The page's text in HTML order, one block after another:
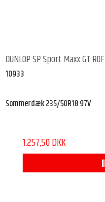
DUNLOP SP Sport Maxx GT
10933
Sommerdæk 235/50R18 97V
1.257,50 DKK